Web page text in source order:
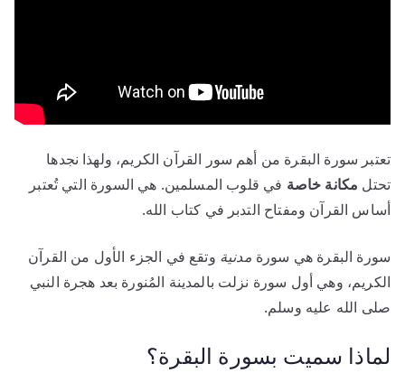
تعتبر سورة البقرة من أهم سور القرآن الكريم، ولهذا نجدها
تحتل مكانة خاصة في قلوب المسلمين. هي السورة التي تُعتبر
أساس القرآن ومفتاح التدبر في كتاب الله.
سورة البقرة هي سورة مدنية وتقع في الجزء الأول من القرآن
الكريم، وهي أول سورة نزلت بالمدينة المُنورة بعد هجرة النبي
صلى الله عليه وسلم.
لماذا سميت بسورة البقرة؟